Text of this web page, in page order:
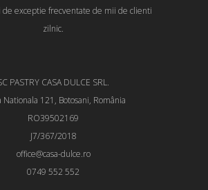
de exceptie frecventate de mii de clienti
zilnic.
PASTRY CASA DULCE SRL.
Nationala 121, Botosani, România
RO39502169
J7/367/2018
office@casa-dulce.ro
0749 552 552